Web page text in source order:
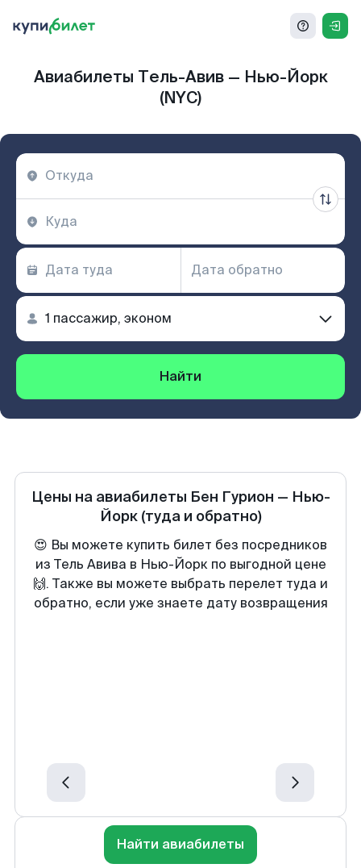
Авиабилеты Тель-Авив — Нью-Йорк
(NYC)
Найти
Цены на авиабилеты Бен Гурион — Нью-
Йорк (туда и обратно)
😍 Вы можете купить билет без посредников
из Тель Авива в Нью-Йорк по выгодной цене
🙌. Также вы можете выбрать перелет туда и
обратно, если уже знаете дату возвращения
Найти авиабилеты